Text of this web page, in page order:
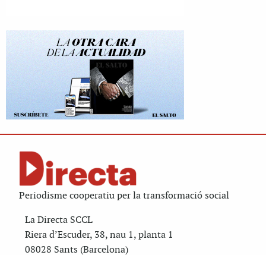
Periodisme cooperatiu per la transformació social
La Directa SCCL
Riera d’Escuder, 38, nau 1, planta 1
08028 Sants (Barcelona)